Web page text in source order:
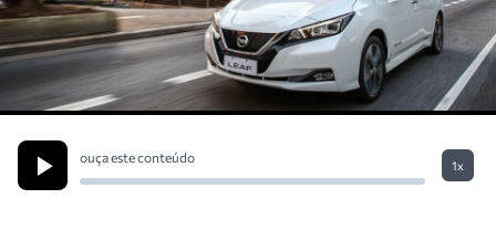
ouça este conteúdo
1x